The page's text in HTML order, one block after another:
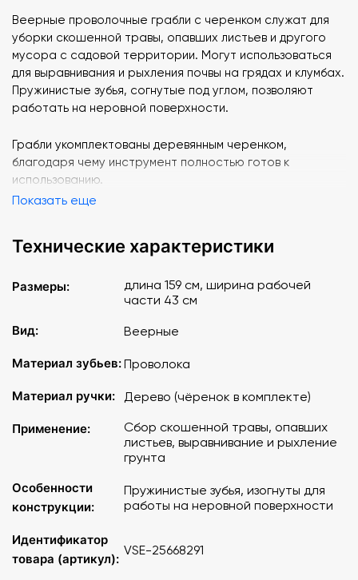
Веерные проволочные грабли с черенком служат для
уборки скошенной травы, опавших листьев и другого
мусора с садовой территории. Могут использоваться
для выравнивания и рыхления почвы на грядах и клумбах.
Пружинистые зубья, согнутые под углом, позволяют
работать на неровной поверхности.
Грабли укомплектованы деревянным черенком,
благодаря чему инструмент полностью готов к
использованию.
Показать еще
Технические характеристики
Размеры:
длина 159 см, ширина рабочей
части 43 см
Вид:
Веерные
Материал зубьев:Проволока
Материал ручки: Дерево (чёренок в комплекте)
Применение:
Сбор скошенной травы, опавших
листьев, выравнивание и рыхление
грунта
Особенности
конструкции:
Пружинистые зубья, изогнуты для
работы на неровной поверхности
Идентификатор
товара (артикул):
VSE-25668291